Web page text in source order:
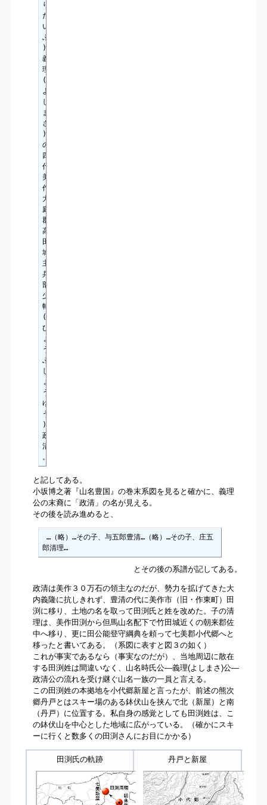
り
だ
い
ぶ
)
義
理
(
よ
し
ま
さ
)
の
四
代
美
作
大
庭
郡
高
田
城
主
兵
部
少
輔
(
ひ
ょ
う
ぶ
し
ょ
う
ゆ
う
)
政
清
。
と記してある。
小坂博之著『山名豊国』の巻末系図を見ると確かに、義理
公の末裔に「政清」の名が見える。
その後を読み進めると、
…（略）…その子、与五郎豊清…（略）…その子、庄五
郎清理…
とその後の系譜が記してある。
政清は美作３０万石の領主なのだが、勢力を拡げてきた大
内義隆に抗しきれず、豊清の代に美作市（旧・作東町）田
渕に移り、土地の名を取って田渕氏と姓を改めた。子の清
理は、美作田渕から但馬山名配下で竹田城近くの朝来郡佐
中へ移り、更に田公能登守綱典を頼って七美郡小代郷へと
移ったと書いてある。（系図に表すと図３の如く）
これが事実であるなら（事実なのだが）、当地周辺に散在
する田渕姓は間違いなく、山名時氏公―義理(よしまさ)公―
政清公の流れを受け継ぐ山名一族の一員と言える。
この田渕姓の本拠地を小代郷新屋と言ったが、前述の熊次
郷丹戸とはスキー場のある鉢伏山を挟んで北（新屋）と南
（丹戸）に位置する。私自身の感覚としても田渕姓は、こ
の鉢伏山を中心とした地域に広がっている。（確かにスキ
ーに行くと数多くの田渕さんにお目にかかる）
田渕氏の軌跡 丹戸と新屋